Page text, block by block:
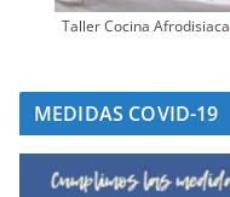
Taller Cocina Afrodisiaca
MEDIDAS COVID-19